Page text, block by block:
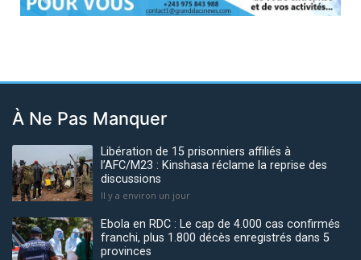
Previous Next
À Ne Pas Manquer
Libération de 15 prisonniers affiliés à
l’AFC/M23 : Kinshasa réclame la reprise des
discussions
Il y a environ un jour
Ebola en RDC : Le cap de 4.000 cas confirmés
franchi, plus 1.800 décès enregistrés dans 5
provinces